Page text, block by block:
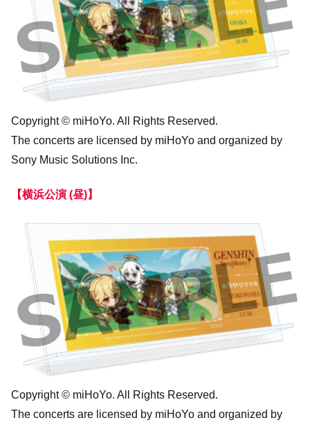
Copyright © miHoYo. All Rights Reserved.
The concerts are licensed by miHoYo and organized by
Sony Music Solutions Inc.
【横浜公演 (昼)】
Copyright © miHoYo. All Rights Reserved.
The concerts are licensed by miHoYo and organized by